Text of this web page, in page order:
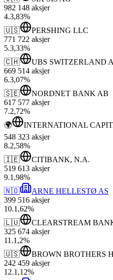
982 148 aksjer
4.3,83%
🇺🇸
PERSHING LLC
771 722 aksjer
5.3,33%
🇨🇭
UBS SWITZERLAND
669 514 aksjer
6.3,07%
🇸🇪
NORDNET BANK AB
617 577 aksjer
7.2,72%
🌍
INTERNATIONAL
548 323 aksjer
8.2,58%
🇮🇪
CITIBANK, N.A.
519 613 aksjer
9.1,98%
🇳🇴
ARNE HELLESTØ AS
399 516 aksjer
10.1,62%
🇱🇺
CLEARSTREAM
325 674 aksjer
11 .1,2%
🇺🇸
BROWN BROTHERS
242 459 aksjer
12.1,12%